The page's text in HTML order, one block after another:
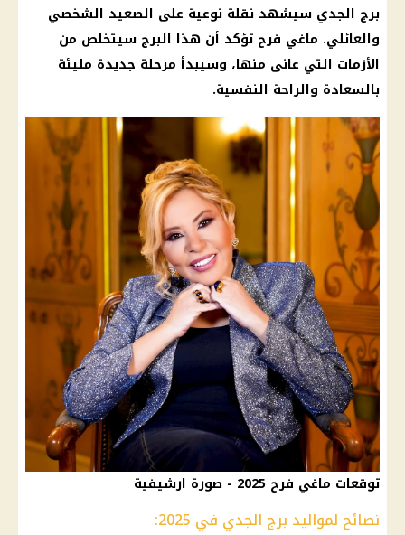
برج الجدي سيشهد نقلة نوعية على الصعيد الشخصي
والعائلي. ماغي فرح تؤكد أن هذا البرج سيتخلص من
الأزمات التي عانى منها، وسيبدأ مرحلة جديدة مليئة
بالسعادة والراحة النفسية.
توقعات ماغي فرح 2025 - صورة ارشيفية
نصائح لمواليد برج الجدي في 2025: